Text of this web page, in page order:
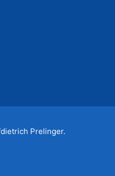
Prelinger.